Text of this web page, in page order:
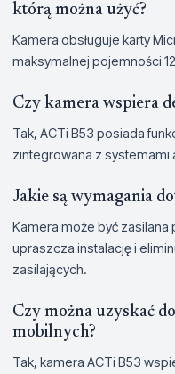
którą można użyć?
Kamera obsługuje karty
maksymalnej pojemności
Czy kamera wspiera
Tak, ACTi B53 posiada
zintegrowana z systemami
Jakie są wymagania
Kamera może być zasilana
upraszcza instalację i
zasilających.
Czy można uzyskać
mobilnych?
Tak, kamera ACTi B53